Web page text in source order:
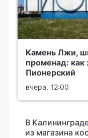
Камень Лжи,
променад:
Пионерский
вчера, 12:00
В
из магазина